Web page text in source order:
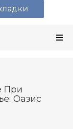
При
Оазис